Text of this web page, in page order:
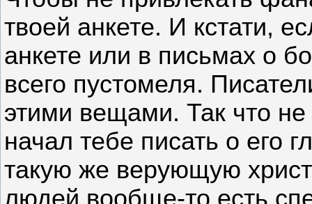
твоей анкете. И кстати,
анкете или в письмах о
всего пустомеля.
этими вещами. Так что
начал тебе писать о его
такую же верующую